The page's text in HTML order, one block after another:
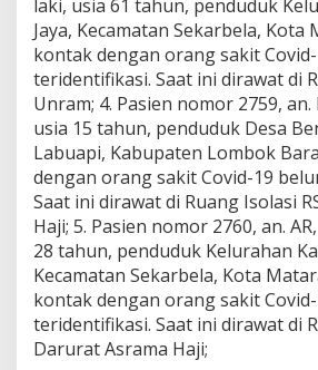
a
l
d
i
S
u
m
b
a
w
a
d
a
n
1
d
M
laki, usia 61 tahun, penduduk
Jaya, Kecamatan Sekarbela, Kota
kontak dengan orang sakit
teridentifikasi. Saat ini dirawat di
Unram; 4. Pasien nomor 2759, an.
usia 15 tahun, penduduk Desa
Labuapi, Kabupaten Lombok
dengan orang sakit Covid-19
Saat ini dirawat di Ruang Isolasi
Haji; 5. Pasien nomor 2760, an.
28 tahun, penduduk Kelurahan
Kecamatan Sekarbela, Kota
kontak dengan orang sakit
teridentifikasi. Saat ini dirawat di
Darurat Asrama Haji;